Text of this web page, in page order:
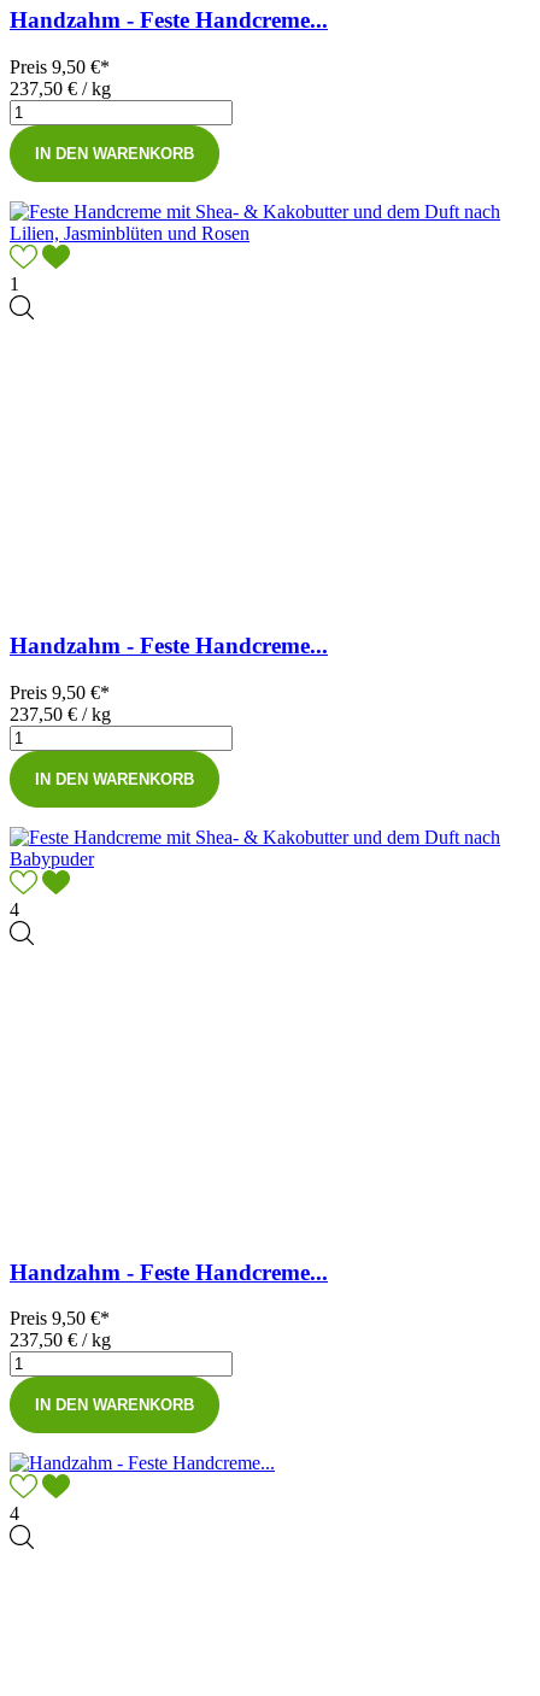
Handzahm - Feste Handcreme...
Preis 9,50 €*
237,50 € / kg
IN DEN WARENKORB
1
Handzahm - Feste Handcreme...
Preis 9,50 €*
237,50 € / kg
IN DEN WARENKORB
4
Handzahm - Feste Handcreme...
Preis 9,50 €*
237,50 € / kg
IN DEN WARENKORB
4